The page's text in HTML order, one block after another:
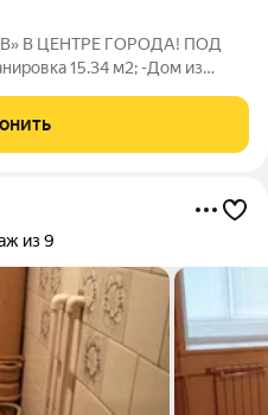
B ЦЕHTРE ГОРОДА! ПОД
15.34 м2; -Дом из
Новые системы: водопровода,
из 9